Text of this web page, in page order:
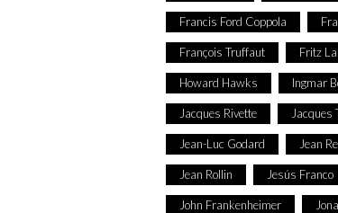
Francis Ford Coppola
François Truffaut Fritz
Howard Hawks Ingmar
Jacques Rivette Jacques
Jean-Luc Godard Jean
Jean Rollin Jesús Franco
John Frankenheimer